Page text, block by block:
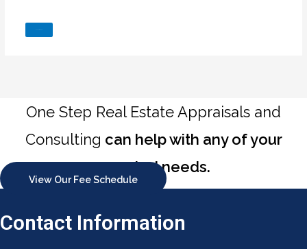
One Step Real Estate Appraisals and
Consulting can help with any of your
appraisal needs.
View Our Fee Schedule
Contact Information